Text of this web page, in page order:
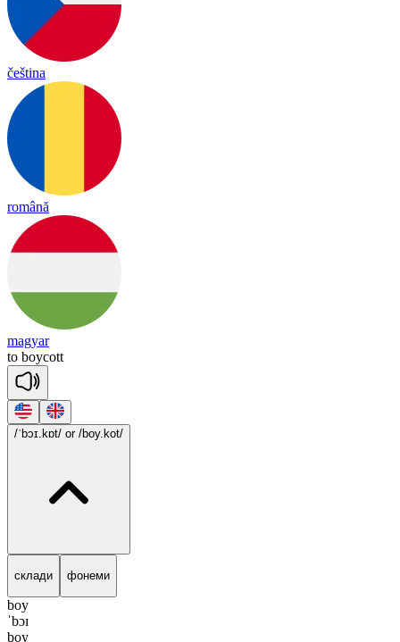
čeština
română
magyar
to boycott
/ˈbɔɪ.kɒt/ or /boy.kot/
склади фонеми
boy
ˈbɔɪ
boy